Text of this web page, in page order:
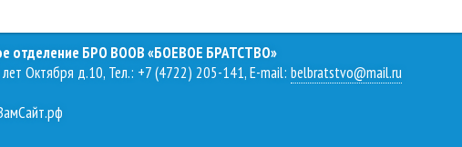
отделение БРО ВООВ «БОЕВОЕ БРАТСТВО»
Октября д.10, Тел.: +7 (4722) 205-141, E-mail: belbratstvo@mail.ru